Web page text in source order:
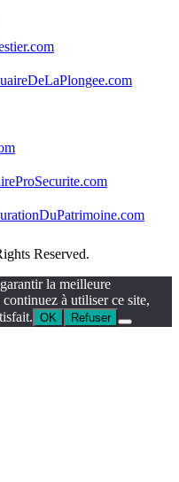
Reserved.
la meilleure
à utiliser ce site,
OK Refuser